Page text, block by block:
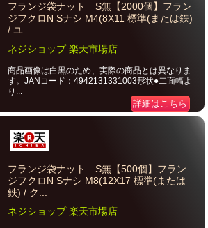
フランジ袋ナット S無【2000個】フラン
ジフクロN Sナシ M4(8X11 標準(または鉄)
/ ユ...
ネジショップ 楽天市場店
商品画像は白黒のため、実際の商品とは異なりま
す。JANコード：4942131331003形状●二面幅よ
り...
詳細はこちら
フランジ袋ナット S無【500個】フラン
ジフクロN Sナシ M8(12X17 標準(または
鉄) / ク...
ネジショップ 楽天市場店